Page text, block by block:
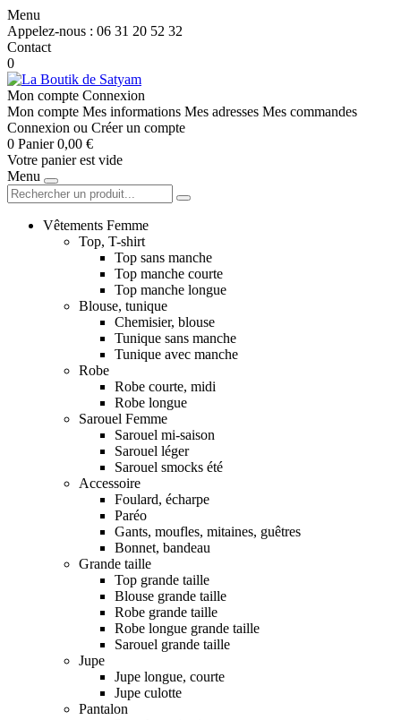
Menu
Appelez-nous : 06 31 20 52 32
Contact
0
Mon compte Connexion
Mon compte Mes informations Mes adresses Mes commandes
Connexion ou Créer un compte
0 Panier 0,00 €
Votre panier est vide
Menu
Vêtements Femme
Top, T-shirt
Top sans manche
Top manche courte
Top manche longue
Blouse, tunique
Chemisier, blouse
Tunique sans manche
Tunique avec manche
Robe
Robe courte, midi
Robe longue
Sarouel Femme
Sarouel mi-saison
Sarouel léger
Sarouel smocks été
Accessoire
Foulard, écharpe
Paréo
Gants, moufles, mitaines, guêtres
Bonnet, bandeau
Grande taille
Top grande taille
Blouse grande taille
Robe grande taille
Robe longue grande taille
Sarouel grande taille
Jupe
Jupe longue, courte
Jupe culotte
Pantalon